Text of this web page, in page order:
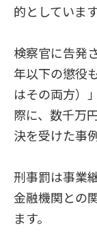
的としています
検察官に告発
年以下の懲役
はその両方）
際に、数千万
決を受けた事
刑事罰は事業
金融機関との
ます。